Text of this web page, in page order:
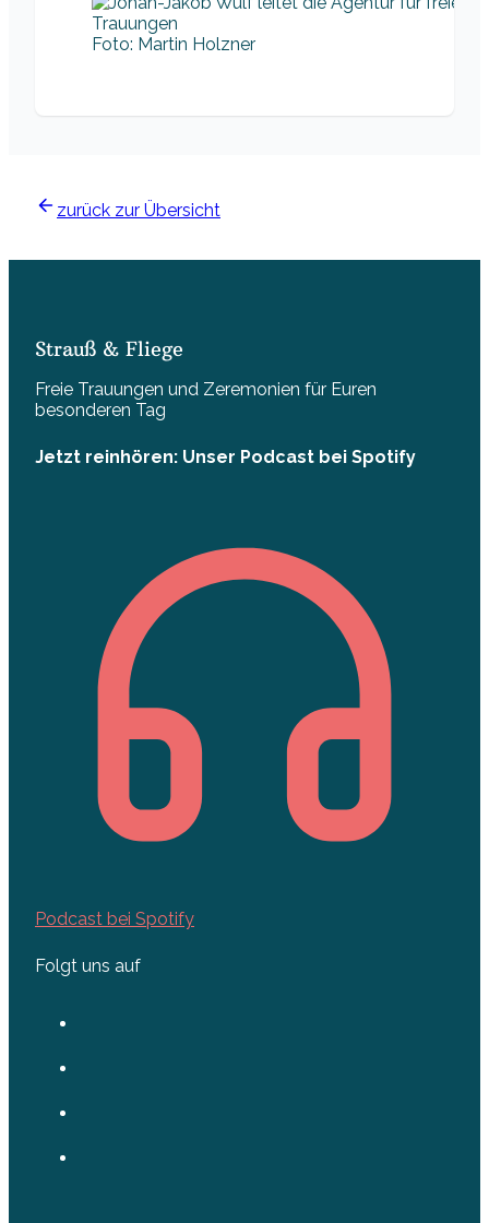
Foto: Martin Holzner
zurück zur Übersicht
Strauß & Fliege
Freie Trauungen und Zeremonien für Euren
besonderen Tag
Jetzt reinhören: Unser Podcast bei Spotify
Podcast bei Spotify
Folgt uns auf